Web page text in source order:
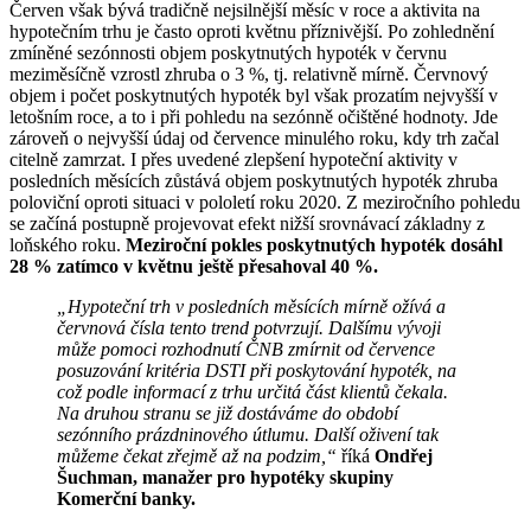
Červen však bývá tradičně nejsilnější měsíc v roce a aktivita na
hypotečním trhu je často oproti květnu příznivější. Po zohlednění
zmíněné sezónnosti objem poskytnutých hypoték v červnu
meziměsíčně vzrostl zhruba o 3 %, tj. relativně mírně. Červnový
objem i počet poskytnutých hypoték byl však prozatím nejvyšší v
letošním roce, a to i při pohledu na sezónně očištěné hodnoty. Jde
zároveň o nejvyšší údaj od července minulého roku, kdy trh začal
citelně zamrzat. I přes uvedené zlepšení hypoteční aktivity v
posledních měsících zůstává objem poskytnutých hypoték zhruba
poloviční oproti situaci v pololetí roku 2020. Z meziročního pohledu
se začíná postupně projevovat efekt nižší srovnávací základny z
loňského roku. Meziroční pokles poskytnutých hypoték dosáhl
28 % zatímco v květnu ještě přesahoval 40 %.
„Hypoteční trh v posledních měsících mírně ožívá a
červnová čísla tento trend potvrzují. Dalšímu vývoji
může pomoci rozhodnutí ČNB zmírnit od července
posuzování kritéria DSTI při poskytování hypoték, na
což podle informací z trhu určitá část klientů čekala.
Na druhou stranu se již dostáváme do období
sezónního prázdninového útlumu. Další oživení tak
můžeme čekat zřejmě až na podzim,“ říká Ondřej
Šuchman, manažer pro hypotéky skupiny
Komerční banky.